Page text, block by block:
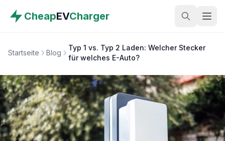
CheapEVCharger
Startseite Blog
Typ 1 vs. Typ 2 Laden: Welcher Stecker
für welches E-Auto?